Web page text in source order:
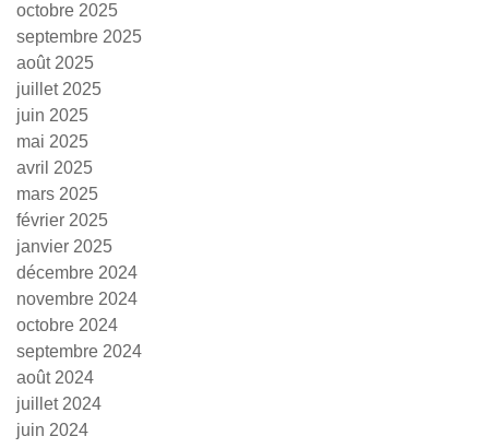
octobre 2025
septembre 2025
août 2025
juillet 2025
juin 2025
mai 2025
avril 2025
mars 2025
février 2025
janvier 2025
décembre 2024
novembre 2024
octobre 2024
septembre 2024
août 2024
juillet 2024
juin 2024